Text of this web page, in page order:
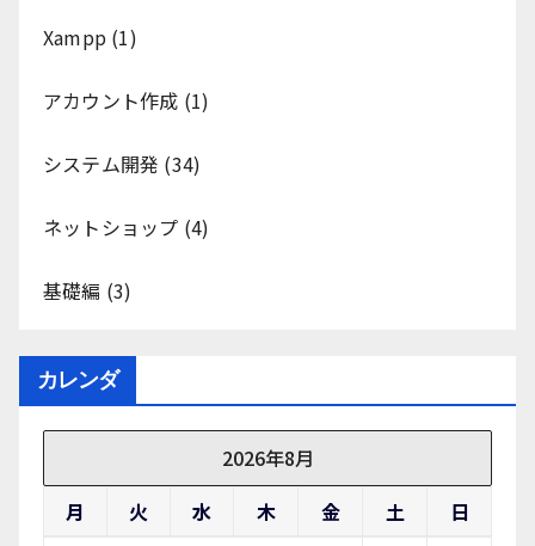
Xampp (1)
アカウント作成 (1)
システム開発 (34)
ネットショップ (4)
基礎編 (3)
カレンダ
2026年8月
月
火 水 木 金 土
日